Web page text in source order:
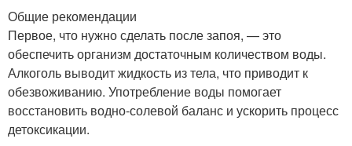
Общие рекомендации
Первое, что нужно сделать после запоя, — это
обеспечить организм достаточным количеством воды.
Алкоголь выводит жидкость из тела, что приводит к
обезвоживанию. Употребление воды помогает
восстановить водно-солевой баланс и ускорить процесс
детоксикации.